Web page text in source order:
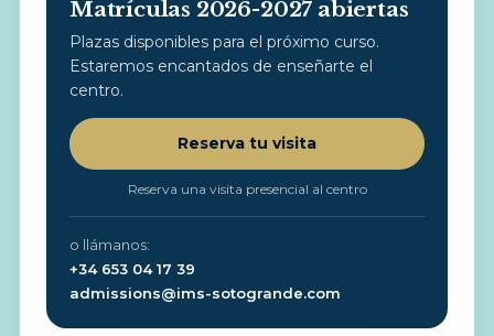
Matrículas 2026-2027 abiertas
Plazas disponibles para el próximo curso.
Estaremos encantados de enseñarte el
centro.
Reserva tu visita
Reserva una visita presencial al centro
o llámanos:
+34 653 04 17 39
admissions@ims-sotogrande.com